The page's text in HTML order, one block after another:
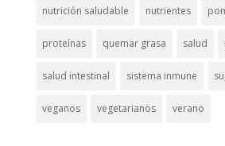
nutrición saludable nutrientes
proteínas quemar grasa salud
salud intestinal sistema inmune
veganos vegetarianos verano